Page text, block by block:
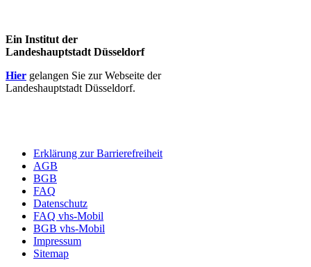
Ein Institut der
Landeshauptstadt Düsseldorf
Hier gelangen Sie zur Webseite der
Landeshauptstadt Düsseldorf.
Erklärung zur Barrierefreiheit
AGB
BGB
FAQ
Datenschutz
FAQ vhs-Mobil
BGB vhs-Mobil
Impressum
Sitemap